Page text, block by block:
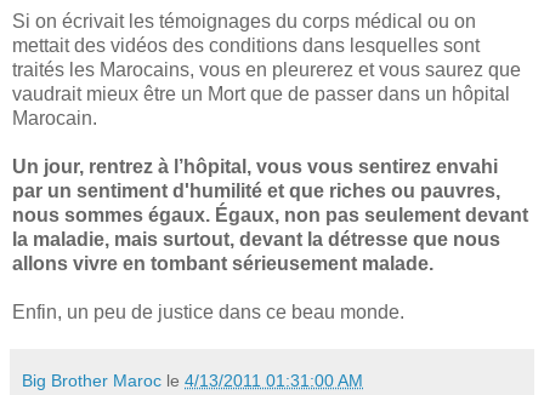
Si on écrivait les témoignages du corps médical ou on
mettait des vidéos des conditions dans lesquelles sont
traités les Marocains, vous en pleurerez et vous saurez que
vaudrait mieux être un Mort que de passer dans un hôpital
Marocain.
Un jour, rentrez à l’hôpital, vous vous sentirez envahi
par un sentiment d'humilité et que riches ou pauvres,
nous sommes égaux. Égaux, non pas seulement devant
la maladie, mais surtout, devant la détresse que nous
allons vivre en tombant sérieusement malade.
Enfin, un peu de justice dans ce beau monde.
Big Brother Maroc le 4/13/2011 01:31:00 AM